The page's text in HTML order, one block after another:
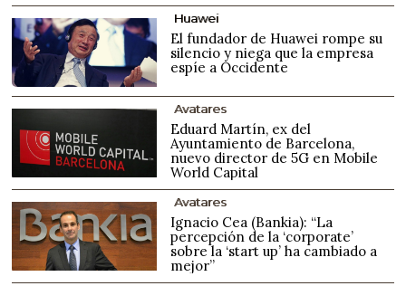
Huawei
El fundador de Huawei rompe su
silencio y niega que la empresa
espíe a Occidente
Avatares
Eduard Martín, ex del
Ayuntamiento de Barcelona,
nuevo director de 5G en Mobile
World Capital
Avatares
Ignacio Cea (Bankia): “La
percepción de la ‘corporate’
sobre la ‘start up’ ha cambiado a
mejor”